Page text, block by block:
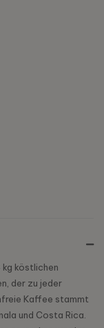
kg köstlichen
der zu jeder
Kaffee stammt
und Costa Rica.